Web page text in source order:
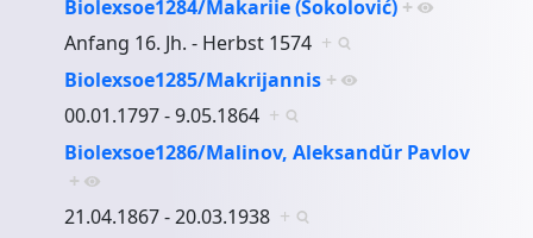
Biolexsoe1284/Makariie (Sokolović) +
Anfang 16. Jh. - Herbst 1574 +
Biolexsoe1285/Makrijannis +
00.01.1797 - 9.05.1864 +
Biolexsoe1286/Malinov, Aleksandŭr Pavlov
+
21.04.1867 - 20.03.1938 +